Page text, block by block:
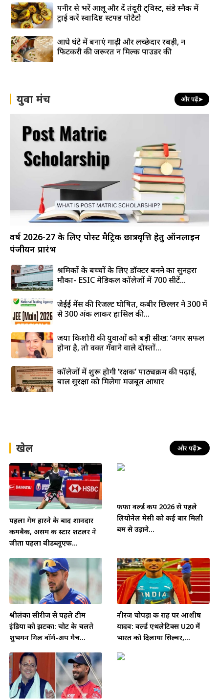
पनीर से भरें आलू और दें तंदूरी ट्विस्ट, संडे स्नैक में
ट्राई करें स्वादिष्ट स्टफ्ड पोटैटो
आधे घंटे में बनाएं गाढ़ी और लच्छेदार रबड़ी, न
फिटकरी की जरूरत न मिल्क पाउडर की
युवा मंच और पढ़ें➤
वर्ष 2026-27 के लिए पोस्ट मैट्रिक छात्रवृत्ति हेतु ऑनलाइन
पंजीयन प्रारंभ
श्रमिकों के बच्चों के लिए डॉक्टर बनने का सुनहरा
मौका- ESIC मेडिकल कॉलेजों में 700 सीटें...
जेईई मेंस की रिजल्ट घोषित, कबीर छिल्लर ने 300 में
से 300 अंक लाकर हासिल की...
जया किशोरी की युवाओं को बड़ी सीख: ‘अगर सफल
होना है, तो वक्त गँवाने वाले दोस्तों...
कॉलेजों में शुरू होगी ‘रक्षक’ पाठ्यक्रम की पढ़ाई,
बाल सुरक्षा को मिलेगा मजबूत आधार
खेल और पढ़ें➤
पहला गेम हारने के बाद शानदार
कमबैक, असम की स्टार शटलर ने
जीता पहला बीडब्लूएफ...
फीफा वर्ल्ड कप 2026 से पहले
लियोनेल मेसी को कई बार मिली
बम से उड़ाने...
श्रीलंका सीरीज से पहले टीम
इंडिया को झटका: चोट के चलते
शुभमन गिल वॉर्म-अप मैच...
नीरज चोपड़ा की राह पर आशीष
यादव: वर्ल्ड एथलेटिक्स U20 में
भारत को दिलाया सिल्वर,...